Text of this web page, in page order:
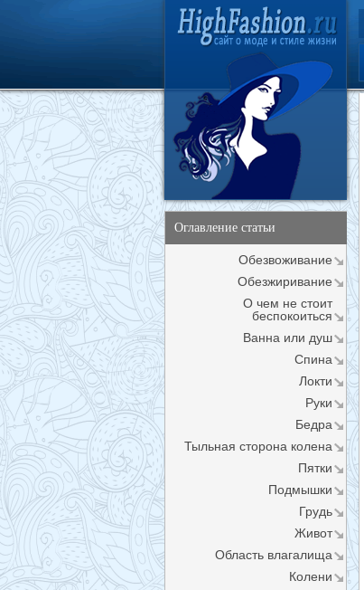
Оглавление статьи
Обезвоживание
Обезжиривание
О чем не стоит
беспокоиться
Ванна или душ
Спина
Локти
Руки
Бедра
Тыльная сторона колена
Пятки
Подмышки
Грудь
Живот
Область влагалища
Колени